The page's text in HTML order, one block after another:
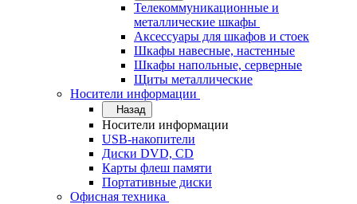
Телекоммуникационные и
металлические шкафы
Аксессуары для шкафов и стоек
Шкафы навесные, настенные
Шкафы напольные, серверные
Щиты металлические
Носители информации
Назад
Носители информации
USB-накопители
Диски DVD, CD
Карты флеш памяти
Портативные диски
Офисная техника